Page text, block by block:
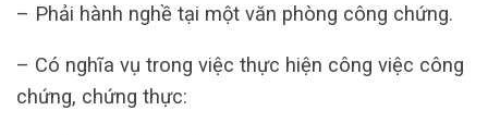
– Phải hành nghề tại một văn phòng công chứng.
– Có nghĩa vụ trong việc thực hiện công việc công
chứng, chứng thực: